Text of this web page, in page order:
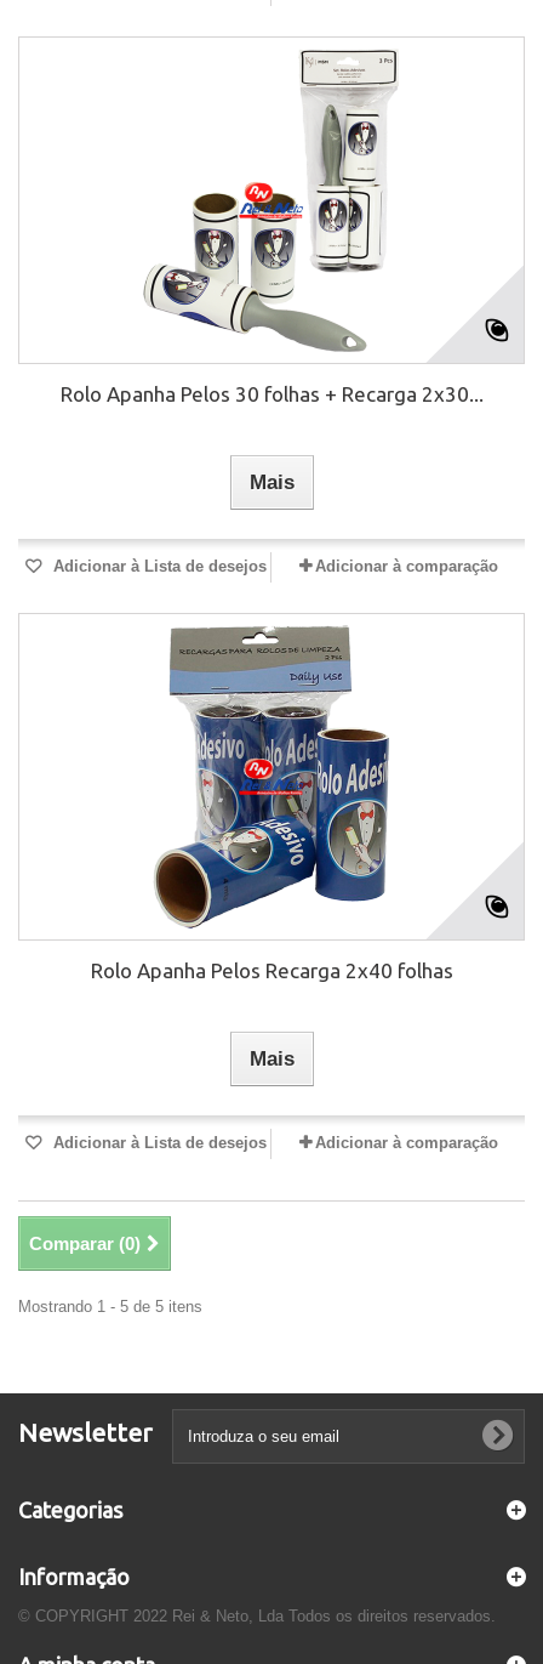
Rolo Apanha Pelos 30 folhas + Recarga 2x30...
Mais
Adicionar à Lista de desejos Adicionar à comparação
Rolo Apanha Pelos Recarga 2x40 folhas
Mais
Adicionar à Lista de desejos Adicionar à comparação
Comparar (0)
Mostrando 1 - 5 de 5 itens
Newsletter
Categorias
Informação
© COPYRIGHT 2022 Rei & Neto, Lda Todos os direitos reservados.